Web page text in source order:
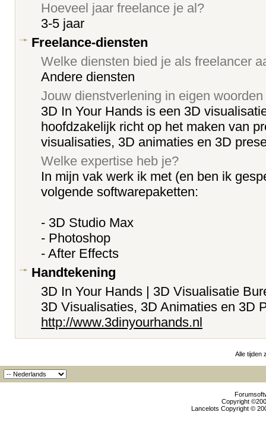
Hoeveel jaar freelance je al?
3-5 jaar
Freelance-diensten
Welke diensten bied je als freelancer
Andere diensten
Jouw dienstverlening in eigen woorden
3D In Your Hands is een 3D
hoofdzakelijk richt op het maken van
visualisaties, 3D animaties en 3D
Welke expertise heb je?
In mijn vak werk ik met (en ben ik
volgende softwarepaketten:
- 3D Studio Max
- Photoshop
- After Effects
Handtekening
3D In Your Hands | 3D Visualisatie
3D Visualisaties, 3D Animaties en 3D
http://www.3dinyourhands.nl
Alle tijden
Copyright
Lancelots Copyright ©